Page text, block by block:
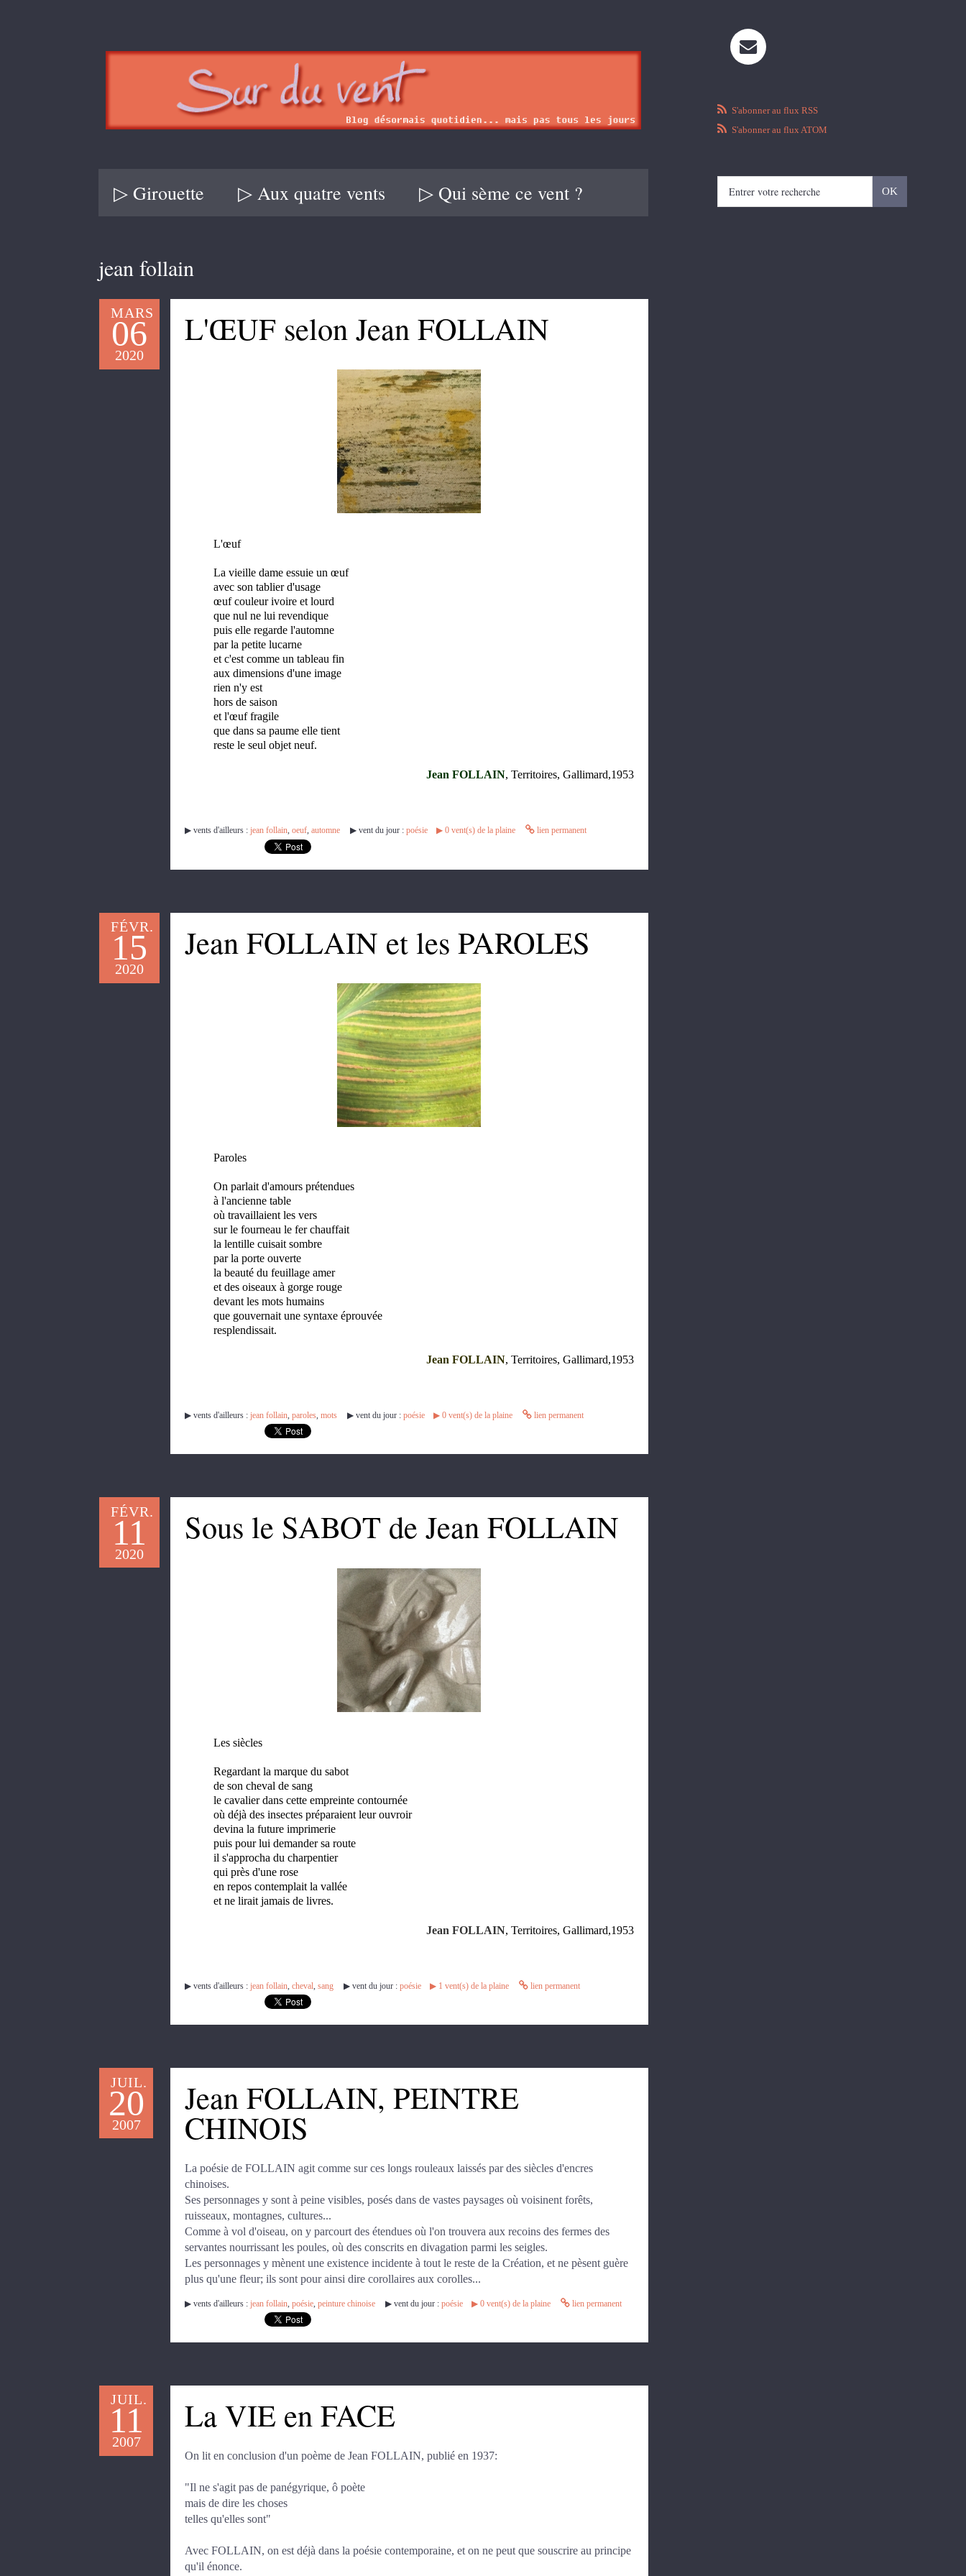
▷ Girouette ▷ Aux quatre vents ▷ Qui sème ce vent ?
jean follain
MARS
06
2020
L'ŒUF selon Jean FOLLAIN
L'œuf
La vieille dame essuie un œuf
avec son tablier d'usage
œuf couleur ivoire et lourd
que nul ne lui revendique
puis elle regarde l'automne
par la petite lucarne
et c'est comme un tableau fin
aux dimensions d'une image
rien n'y est
hors de saison
et l'œuf fragile
que dans sa paume elle tient
reste le seul objet neuf.
Jean FOLLAIN, Territoires, Gallimard,1953
▶︎ vents d'ailleurs : jean follain, oeuf, automne ▶︎ vent du jour :poésie ▶︎ 0 vent(s) de la plaine lien permanent
FÉVR.
15
2020
Jean FOLLAIN et les PAROLES
Paroles
On parlait d'amours prétendues
à l'ancienne table
où travaillaient les vers
sur le fourneau le fer chauffait
la lentille cuisait sombre
par la porte ouverte
la beauté du feuillage amer
et des oiseaux à gorge rouge
devant les mots humains
que gouvernait une syntaxe éprouvée
resplendissait.
Jean FOLLAIN, Territoires, Gallimard,1953
▶︎ vents d'ailleurs : jean follain, paroles, mots ▶︎ vent du jour :poésie ▶︎ 0 vent(s) de la plaine lien permanent
FÉVR.
11
2020
Sous le SABOT de Jean FOLLAIN
Les siècles
Regardant la marque du sabot
de son cheval de sang
le cavalier dans cette empreinte contournée
où déjà des insectes préparaient leur ouvroir
devina la future imprimerie
puis pour lui demander sa route
il s'approcha du charpentier
qui près d'une rose
en repos contemplait la vallée
et ne lirait jamais de livres.
Jean FOLLAIN, Territoires, Gallimard,1953
▶︎ vents d'ailleurs : jean follain, cheval, sang ▶︎ vent du jour :poésie ▶︎ 1 vent(s) de la plaine lien permanent
JUIL.
20
2007
Jean FOLLAIN, PEINTRE
CHINOIS
La poésie de FOLLAIN agit comme sur ces longs rouleaux laissés par des siècles d'encres
chinoises.
Ses personnages y sont à peine visibles, posés dans de vastes paysages où voisinent forêts,
ruisseaux, montagnes, cultures...
Comme à vol d'oiseau, on y parcourt des étendues où l'on trouvera aux recoins des fermes des
servantes nourrissant les poules, où des conscrits en divagation parmi les seigles.
Les personnages y mènent une existence incidente à tout le reste de la Création, et ne pèsent guère
plus qu'une fleur; ils sont pour ainsi dire corollaires aux corolles...
▶︎ vents d'ailleurs : jean follain poésie peinture chinoise ▶︎ vent du jour :poésie ▶︎ 0 vent(s) de la plaine lien permanent
JUIL.
11
2007
La VIE en FACE
On lit en conclusion d'un poème de Jean FOLLAIN, publié en 1937:
"Il ne s'agit pas de panégyrique, ô poète
mais de dire les choses
telles qu'elles sont"
Avec FOLLAIN, on est déjà dans la poésie contemporaine, et on ne peut que souscrire au principe
qu'il énonce.
S'abonner au flux RSS
S'abonner au flux ATOM